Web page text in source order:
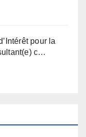
pour la
c…